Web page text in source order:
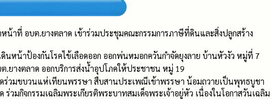
น้าที่ อบต.ยางตลาด เข้าร่วมประชุมคณะกรรมการภาษีที่ดินและสิ่งปลูกสร้าง
นหน้าป้องกันโรคไข้เลือดออก ออกพ่นหมอกควันกำจัดยุงลาย บ้านหัวงัว หมู่ที่ 7
.ยางตลาด ออกบริการส่งน้ำอุปโภคให้ประชาชน หมู่ 19
ร่วมขบวนแห่เทียนพรรษา สืบสานประเพณีเข้าพรรษา น้อมถวายเป็นพุทธบูชา
วมกิจกรรมเฉลิมพระเกียรติพระบาทสมเด็จพระเจ้าอยู่หัว เนื่องในโอกาสวันเฉลิม